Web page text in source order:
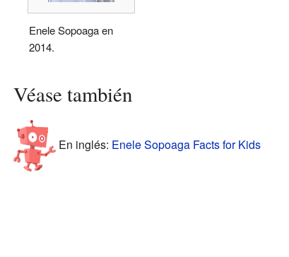
Enele Sopoaga en
2014.
Véase también
En inglés: Enele Sopoaga Facts for Kids